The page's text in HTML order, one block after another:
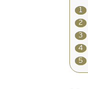
1
2
3
4
5